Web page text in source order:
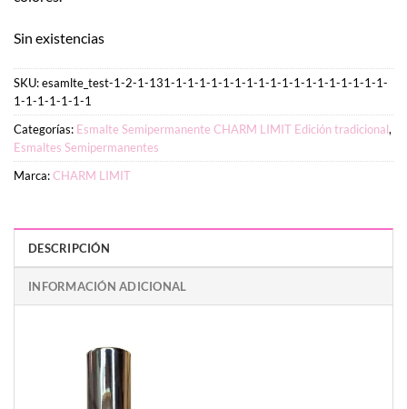
Sin existencias
SKU:esamlte_test-1-2-1-131-1-1-1-1-1-1-1-1-1-1-1-1-1-1-1-1-1-1-
1-1-1-1-1-1-1
Categorías: Esmalte Semipermanente CHARM LIMIT Edición tradicional,
Esmaltes Semipermanentes
Marca:CHARM LIMIT
DESCRIPCIÓN
INFORMACIÓN ADICIONAL